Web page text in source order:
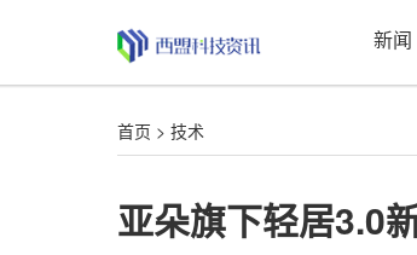
新闻
首页 > 技术
亚朵旗下轻居3.0